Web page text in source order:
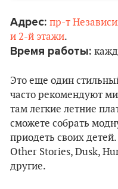
Адрес: пр-т
и 2-й этажи.
Время работы:
Это еще один
часто рекомендуют
там легкие летние
сможете собрать
приодеть своих
Other Stories, Dusk,
другие.